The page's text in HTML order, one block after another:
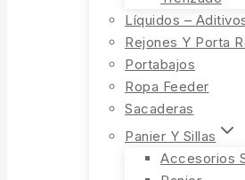
Líquidos –
Rejones Y Porta
Portabajos
Ropa Feeder
Sacaderas
Panier Y Sillas
Accesorios